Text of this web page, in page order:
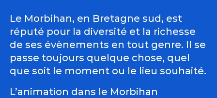
Le Morbihan, en Bretagne sud, est
réputé pour la diversité et la richesse
de ses évènements en tout genre. Il se
passe toujours quelque chose, quel
que soit le moment ou le lieu souhaité.
L’animation dans le Morbihan